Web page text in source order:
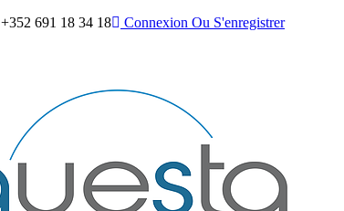
+352 691 18 34 18 Connexion Ou S'enregistrer